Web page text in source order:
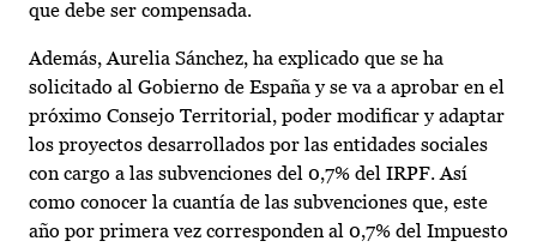
que debe ser compensada.
Además, Aurelia Sánchez, ha explicado que se ha
solicitado al Gobierno de España y se va a aprobar en el
próximo Consejo Territorial, poder modificar y adaptar
los proyectos desarrollados por las entidades sociales
con cargo a las subvenciones del 0,7% del IRPF. Así
como conocer la cuantía de las subvenciones que, este
año por primera vez corresponden al 0,7% del Impuesto